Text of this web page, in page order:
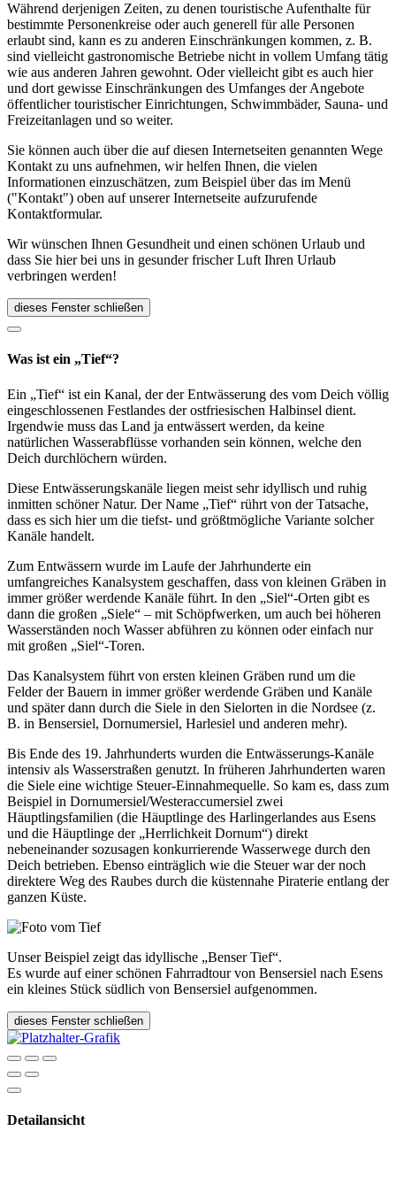
Während derjenigen Zeiten, zu denen touristische Aufenthalte für
bestimmte Personenkreise oder auch generell für alle Personen
erlaubt sind, kann es zu anderen Einschränkungen kommen, z. B.
sind vielleicht gastronomische Betriebe nicht in vollem Umfang tätig
wie aus anderen Jahren gewohnt. Oder vielleicht gibt es auch hier
und dort gewisse Einschränkungen des Umfanges der Angebote
öffentlicher touristischer Einrichtungen, Schwimmbäder, Sauna- und
Freizeitanlagen und so weiter.
Sie können auch über die auf diesen Internetseiten genannten Wege
Kontakt zu uns aufnehmen, wir helfen Ihnen, die vielen
Informationen einzuschätzen, zum Beispiel über das im Menü
("Kontakt") oben auf unserer Internetseite aufzurufende
Kontaktformular.
Wir wünschen Ihnen Gesundheit und einen schönen Urlaub und
dass Sie hier bei uns in gesunder frischer Luft Ihren Urlaub
verbringen werden!
dieses Fenster schließen
Was ist ein „Tief“?
Ein „Tief“ ist ein Kanal, der der Entwässerung des vom Deich völlig
eingeschlossenen Festlandes der ostfriesischen Halbinsel dient.
Irgendwie muss das Land ja entwässert werden, da keine
natürlichen Wasserabflüsse vorhanden sein können, welche den
Deich durchlöchern würden.
Diese Entwässerungskanäle liegen meist sehr idyllisch und ruhig
inmitten schöner Natur. Der Name „Tief“ rührt von der Tatsache,
dass es sich hier um die tiefst- und größtmögliche Variante solcher
Kanäle handelt.
Zum Entwässern wurde im Laufe der Jahrhunderte ein
umfangreiches Kanalsystem geschaffen, dass von kleinen Gräben in
immer größer werdende Kanäle führt. In den „Siel“-Orten gibt es
dann die großen „Siele“ – mit Schöpfwerken, um auch bei höheren
Wasserständen noch Wasser abführen zu können oder einfach nur
mit großen „Siel“-Toren.
Das Kanalsystem führt von ersten kleinen Gräben rund um die
Felder der Bauern in immer größer werdende Gräben und Kanäle
und später dann durch die Siele in den Sielorten in die Nordsee (z.
B. in Bensersiel, Dornumersiel, Harlesiel und anderen mehr).
Bis Ende des 19. Jahrhunderts wurden die Entwässerungs-Kanäle
intensiv als Wasserstraßen genutzt. In früheren Jahrhunderten waren
die Siele eine wichtige Steuer-Einnahmequelle. So kam es, dass zum
Beispiel in Dornumersiel/Westeraccumersiel zwei
Häuptlingsfamilien (die Häuptlinge des Harlingerlandes aus Esens
und die Häuptlinge der „Herrlichkeit Dornum“) direkt
nebeneinander sozusagen konkurrierende Wasserwege durch den
Deich betrieben. Ebenso einträglich wie die Steuer war der noch
direktere Weg des Raubes durch die küstennahe Piraterie entlang der
ganzen Küste.
Unser Beispiel zeigt das idyllische „Benser Tief“.
Es wurde auf einer schönen Fahrradtour von Bensersiel nach Esens
ein kleines Stück südlich von Bensersiel aufgenommen.
dieses Fenster schließen
Detailansicht